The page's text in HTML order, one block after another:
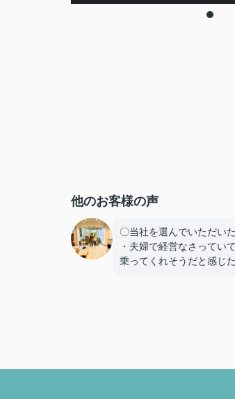
他のお客様の声
〇当社を選んでいただい
・夫婦で経営なさってい
乗ってくれそうだと感じ